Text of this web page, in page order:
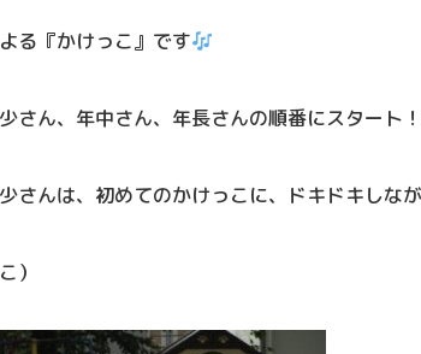
る『かけっこ』です
さん、年中さん、年長さんの順番にスタート！
さんは、初めてのかけっこに、ドキドキしな
）